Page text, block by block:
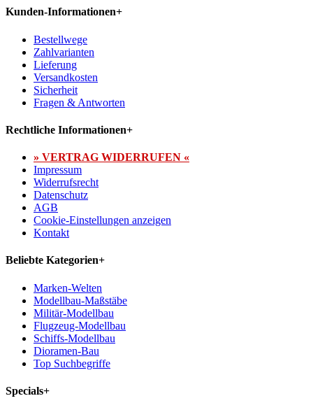
Kunden-Informationen+
Bestellwege
Zahlvarianten
Lieferung
Versandkosten
Sicherheit
Fragen & Antworten
Rechtliche Informationen+
» VERTRAG WIDERRUFEN «
Impressum
Widerrufsrecht
Datenschutz
AGB
Cookie-Einstellungen anzeigen
Kontakt
Beliebte Kategorien+
Marken-Welten
Modellbau-Maßstäbe
Militär-Modellbau
Flugzeug-Modellbau
Schiffs-Modellbau
Dioramen-Bau
Top Suchbegriffe
Specials+